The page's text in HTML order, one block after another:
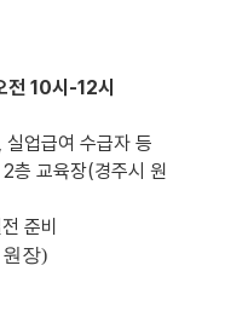
10시-12시
업급여 수급자 등
층 교육장(경주시 원
준비
장)